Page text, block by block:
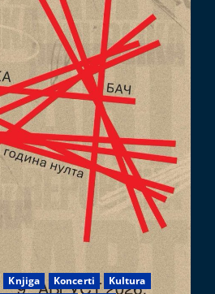
Knjiga Koncerti
Kultura